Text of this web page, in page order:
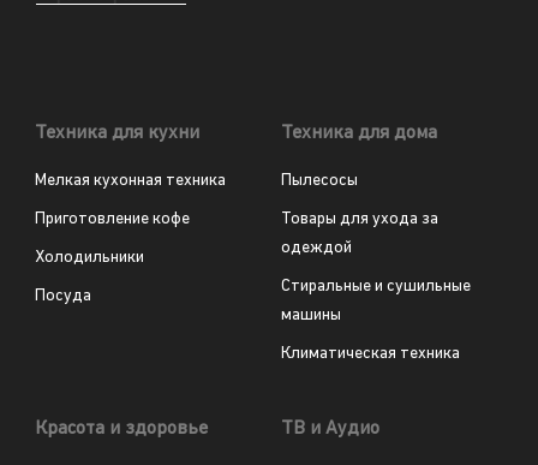
Техника для кухни
Мелкая кухонная техника
Приготовление кофе
Холодильники
Посуда
Техника для дома
Пылесосы
Товары для ухода за
одеждой
Стиральные и сушильные
машины
Климатическая техника
Красота и здоровье ТВ и Аудио